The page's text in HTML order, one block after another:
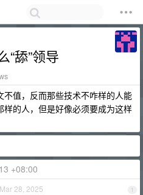
“舔”领导
值，反而那些技术不咋样的人能
的人，但是好像必须要成为这样
+08:00
1
Mar 28, 2025